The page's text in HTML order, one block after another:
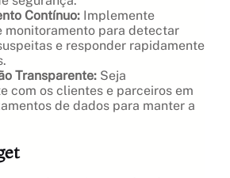
Contínuo: Implemente
monitoramento para detectar
e responder rapidamente
Transparente: Seja
com os clientes e parceiros em
de dados para manter a